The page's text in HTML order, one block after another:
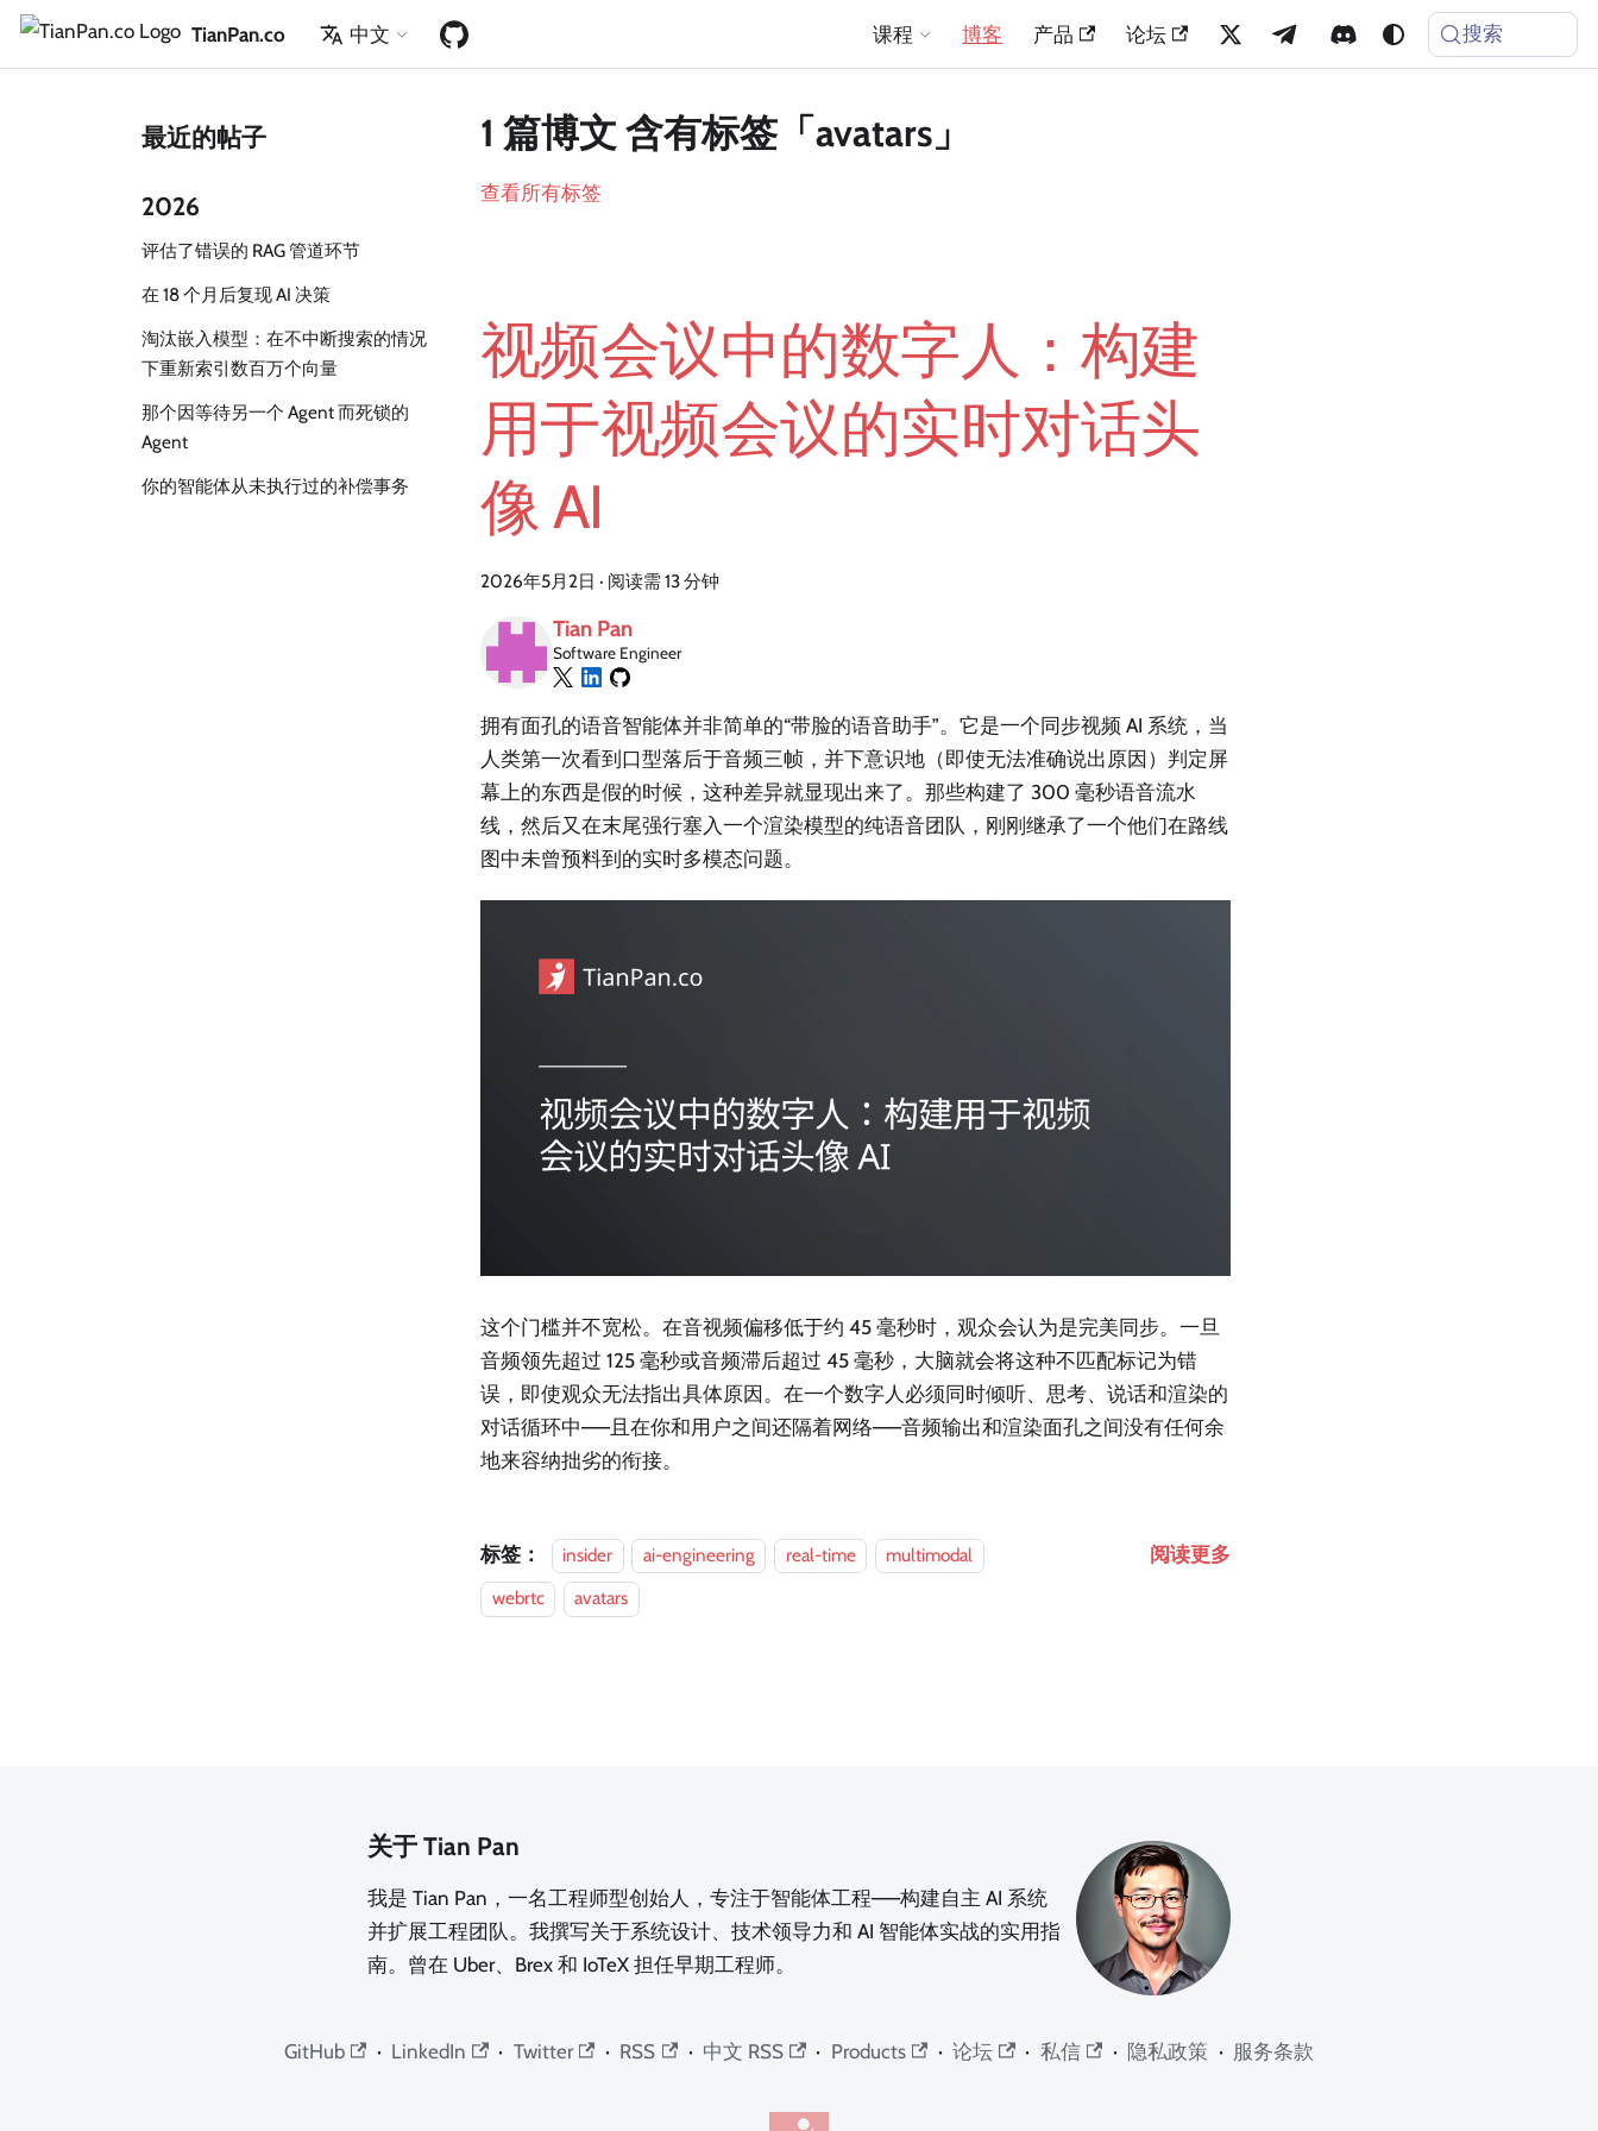
TianPan.co 中文 课程 博客 产品 论坛 搜索
最近的帖子
2026
评估了错误的 RAG 管道环节
在 18 个月后复现 AI 决策
淘汰嵌入模型：在不中断搜索的情况
下重新索引数百万个向量
那个因等待另一个 Agent 而死锁的
Agent
你的智能体从未执行过的补偿事务
1 篇博文 含有标签「avatars」
查看所有标签
视频会议中的数字人：构建
用于视频会议的实时对话头
像 AI
2026年5月2日 · 阅读需 13 分钟
Tian Pan
Software Engineer
拥有面孔的语音智能体并非简单的“带脸的语音助手”。它是一个同步视频 AI 系统，当
人类第一次看到口型落后于音频三帧，并下意识地（即使无法准确说出原因）判定屏
幕上的东西是假的时候，这种差异就显现出来了。那些构建了 300 毫秒语音流水
线，然后又在末尾强行塞入一个渲染模型的纯语音团队，刚刚继承了一个他们在路线
图中未曾预料到的实时多模态问题。
这个门槛并不宽松。在音视频偏移低于约 45 毫秒时，观众会认为是完美同步。一旦
音频领先超过 125 毫秒或音频滞后超过 45 毫秒，大脑就会将这种不匹配标记为错
误，即使观众无法指出具体原因。在一个数字人必须同时倾听、思考、说话和渲染的
对话循环中——且在你和用户之间还隔着网络——音频输出和渲染面孔之间没有任何余
地来容纳拙劣的衔接。
标签： insider ai-engineering real-time
multimodal
webrtc
avatars
阅读更多
关于 Tian Pan
我是 Tian Pan，一名工程师型创始人，专注于智能体工程——构建自主 AI 系统
并扩展工程团队。我撰写关于系统设计、技术领导力和 AI 智能体实战的实用指
南。曾在 Uber、Brex 和 IoTeX 担任早期工程师。
GitHub · LinkedIn · Twitter · RSS · 中文 RSS · Products · 论坛 · 私信 · 隐私政策 · 服务条款